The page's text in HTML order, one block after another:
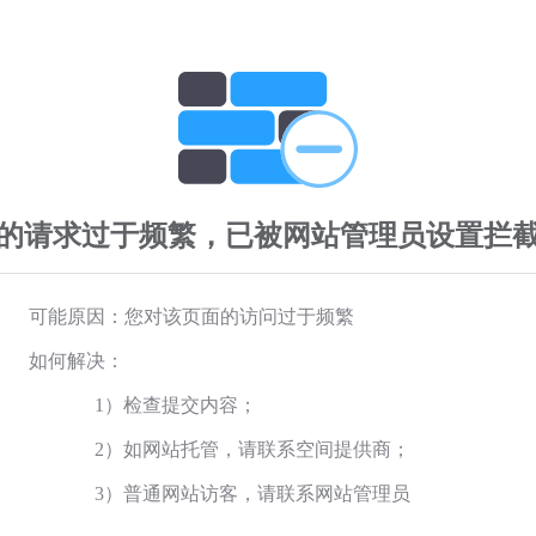
请求过于频繁，已被网站管理员设置拦
可能原因：您对该页面的访问过于频繁
如何解决：
1）检查提交内容；
2）如网站托管，请联系空间提供商；
3）普通网站访客，请联系网站管理员